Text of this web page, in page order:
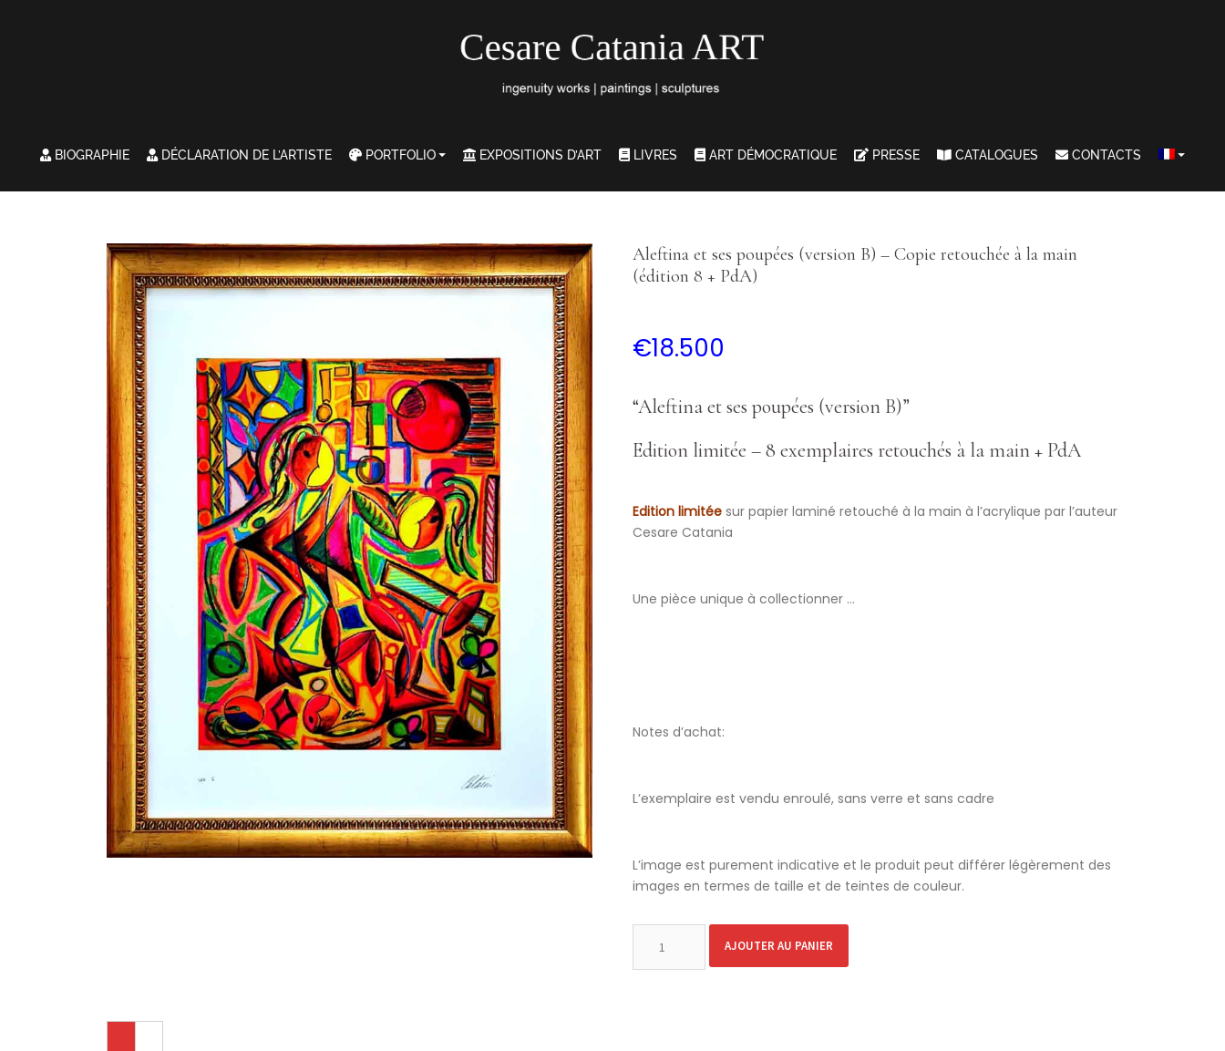
BIOGRAPHIE DÉCLARATION DE L’ARTISTE PORTFOLIO EXPOSITIONS D’ART LIVRES ART DÉMOCRATIQUE PRESSE CATALOGUES CONTACTS
Aleftina et ses poupées (version B) – Copie retouchée à la main
(édition 8 + PdA)
€18.500
“Aleftina et ses poupées (version B)”
Edition limitée – 8 exemplaires retouchés à la main + PdA
Edition limitée sur papier laminé retouché à la main à l’acrylique par l’auteur
Cesare Catania
Une pièce unique à collectionner …
Notes d’achat:
L’exemplaire est vendu enroulé, sans verre et sans cadre
L’image est purement indicative et le produit peut différer légèrement des
images en termes de taille et de teintes de couleur.
AJOUTER AU PANIER